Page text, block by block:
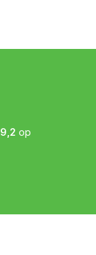
9,2 op